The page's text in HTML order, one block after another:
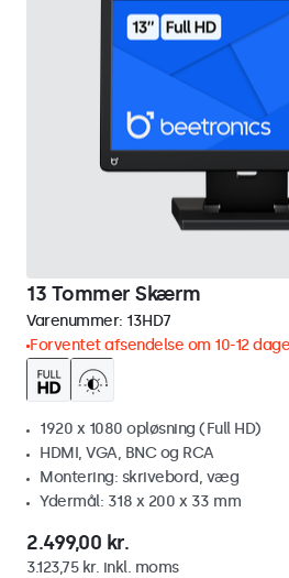
13 Tommer Skærm
Varenummer: 13HD7
Forventet afsendelse om 10-12 dage
1920 x 1080 opløsning (Full HD)
HDMI, VGA, BNC og RCA
Montering: skrivebord, væg
Ydermål: 318 x 200 x 33 mm
2.499,00 kr.
3.123,75 kr. inkl. moms